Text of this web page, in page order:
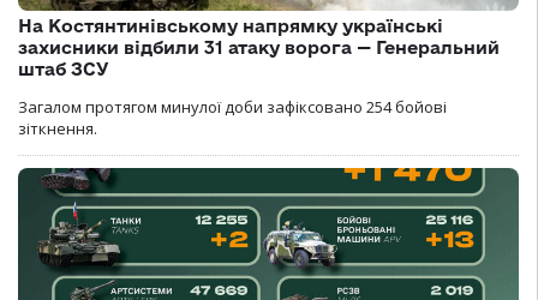
На Костянтинівському напрямку українські
захисники відбили 31 атаку ворога — Генеральний
штаб ЗСУ
Загалом протягом минулої доби зафіксовано 254 бойові
зіткнення.